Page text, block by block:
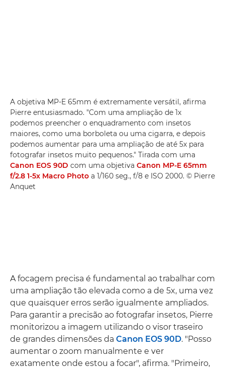
A objetiva MP-E 65mm é extremamente versátil, afirma
Pierre entusiasmado. "Com uma ampliação de 1x
podemos preencher o enquadramento com insetos
maiores, como uma borboleta ou uma cigarra, e depois
podemos aumentar para uma ampliação de até 5x para
fotografar insetos muito pequenos." Tirada com uma
Canon EOS 90D com uma objetiva Canon MP-E 65mm
f/2.8 1-5x Macro Photo a 1/160 seg., f/8 e ISO 2000. © Pierre
Anquet
A focagem precisa é fundamental ao trabalhar com
uma ampliação tão elevada como a de 5x, uma vez
que quaisquer erros serão igualmente ampliados.
Para garantir a precisão ao fotografar insetos, Pierre
monitorizou a imagem utilizando o visor traseiro
de grandes dimensões da Canon EOS 90D. "Posso
aumentar o zoom manualmente e ver
exatamente onde estou a focar", afirma. "Primeiro,